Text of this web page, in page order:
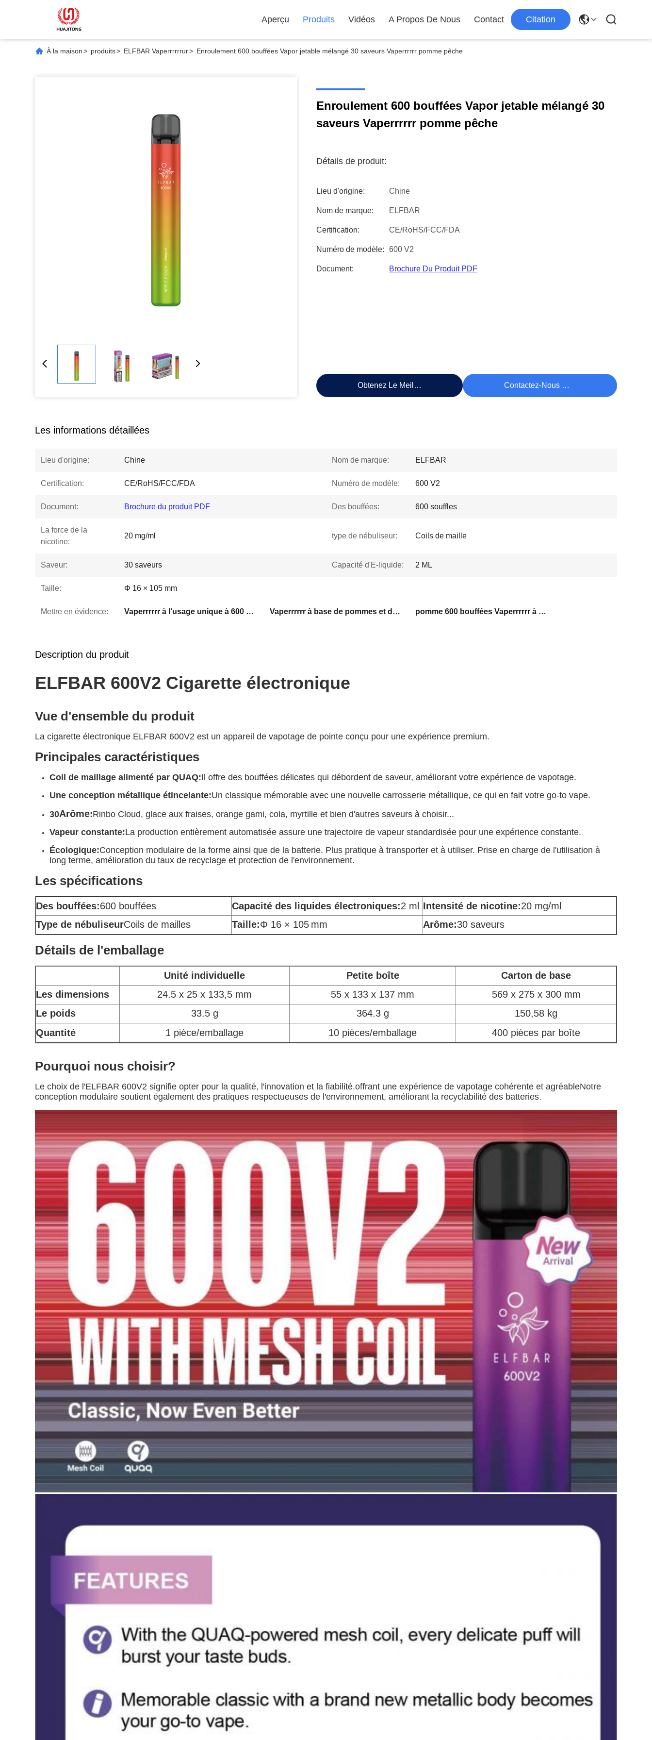
Aperçu Produits Vidéos A Propos De Nous Contact Citation
À la maison> produits> ELFBAR Vaperrrrrrur> Enroulement 600 bouffées Vapor jetable mélangé 30 saveurs Vaperrrrrr pomme pêche
Enroulement 600 bouffées Vapor jetable mélangé 30
saveurs Vaperrrrrr pomme pêche
Détails de produit:
Lieu d'origine: Chine
Nom de marque: ELFBAR
Certification: CE/RoHS/FCC/FDA
Numéro de modèle: 600 V2
Document: Brochure Du Produit PDF
Obtenez Le Meilleur Prix Contactez-Nous Maintenant
Les informations détaillées
Lieu d'origine: Chine Nom de marque: ELFBAR
Certification: CE/RoHS/FCC/FDA Numéro de modèle: 600 V2
Document: Brochure du produit PDF Des bouffées: 600 souffles
La force de la
nicotine:
20 mg/ml type de nébuliseur: Coils de maille
Saveur: 30 saveurs Capacité d'E-liquide: 2 ML
Taille: Φ 16 × 105 mm
Mettre en évidence: Vaperrrrrr à l'usage unique à 600 bouffées Vaperrrrrr à base de pommes et de pêches jetable pomme 600 bouffées Vaperrrrrr à usage unique
Description du produit
ELFBAR 600V2 Cigarette électronique
Vue d'ensemble du produit
La cigarette électronique ELFBAR 600V2 est un appareil de vapotage de pointe conçu pour une expérience premium.
Principales caractéristiques
Coil de maillage alimenté par QUAQ:Il offre des bouffées délicates qui débordent de saveur, améliorant votre expérience de vapotage.
Une conception métallique étincelante:Un classique mémorable avec une nouvelle carrosserie métallique, ce qui en fait votre go-to vape.
30Arôme:Rinbo Cloud, glace aux fraises, orange gami, cola, myrtille et bien d'autres saveurs à choisir...
Vapeur constante:La production entièrement automatisée assure une trajectoire de vapeur standardisée pour une expérience constante.
Écologique:Conception modulaire de la forme ainsi que de la batterie. Plus pratique à transporter et à utiliser. Prise en charge de l'utilisation à
long terme, amélioration du taux de recyclage et protection de l'environnement.
Les spécifications
Des bouffées:600 bouffées Capacité des liquides électroniques:2 ml Intensité de nicotine:20 mg/ml
Type de nébuliseurCoils de mailles Taille:Φ 16 × 105 mm Arôme:30 saveurs
Détails de l'emballage
Unité individuelle Petite boîte
Carton de base
Les dimensions
24.5 x 25 x 133,5 mm 55 x 133 x 137 mm
569 x 275 x 300 mm
Le poids
33.5 g 364.3 g
150,58 kg
Quantité
1 pièce/emballage 10 pièces/emballage 400 pièces par boîte
Pourquoi nous choisir?
Le choix de l'ELFBAR 600V2 signifie opter pour la qualité, l'innovation et la fiabilité.offrant une expérience de vapotage cohérente et agréableNotre
conception modulaire soutient également des pratiques respectueuses de l'environnement, améliorant la recyclabilité des batteries.